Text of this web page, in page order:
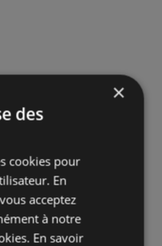
:
Bresse
×
des
cookies pour
En
acceptez
à notre
En savoir